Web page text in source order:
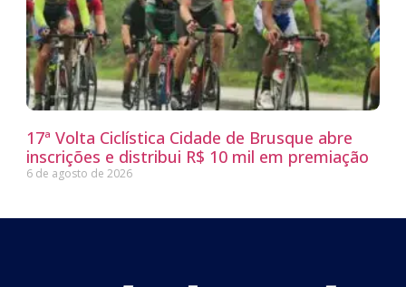
17ª Volta Ciclística Cidade de Brusque abre
inscrições e distribui R$ 10 mil em premiação
6 de agosto de 2026